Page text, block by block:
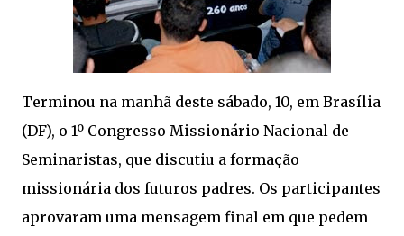
Terminou na manhã deste sábado, 10, em Brasília
(DF), o 1º Congresso Missionário Nacional de
Seminaristas, que discutiu a formação
missionária dos futuros padres. Os participantes
aprovaram uma mensagem final em que pedem